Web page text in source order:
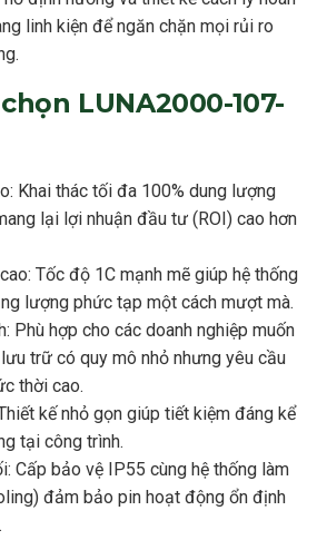
linh kiện để ngăn chặn mọi rủi ro
LUNA2000-107-
Khai thác tối đa 100% dung lượng
lại lợi nhuận đầu tư (ROI) cao hơn
Tốc độ 1C mạnh mẽ giúp hệ thống
lượng phức tạp một cách mượt mà.
Phù hợp cho các doanh nghiệp muốn
trữ có quy mô nhỏ nhưng yêu cầu
thời cao.
kế nhỏ gọn giúp tiết kiệm đáng kể
tại công trình.
Cấp bảo vệ IP55 cùng hệ thống làm
đảm bảo pin hoạt động ổn định